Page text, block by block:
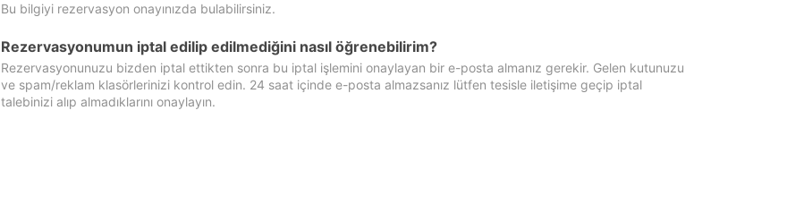
Bu bilgiyi rezervasyon onayınızda bulabilirsiniz.
Rezervasyonumun iptal edilip edilmediğini nasıl öğrenebilirim?
Rezervasyonunuzu bizden iptal ettikten sonra bu iptal işlemini onaylayan bir e-posta almanız gerekir. Gelen kutunuzu
ve spam/reklam klasörlerinizi kontrol edin. 24 saat içinde e-posta almazsanız lütfen tesisle iletişime geçip iptal
talebinizi alıp almadıklarını onaylayın.